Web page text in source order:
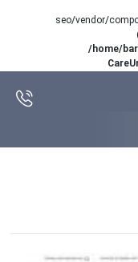
seo/vendor/
/home/